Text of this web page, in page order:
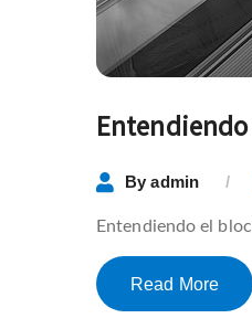
Byadmin
Entendiendo el
Read More